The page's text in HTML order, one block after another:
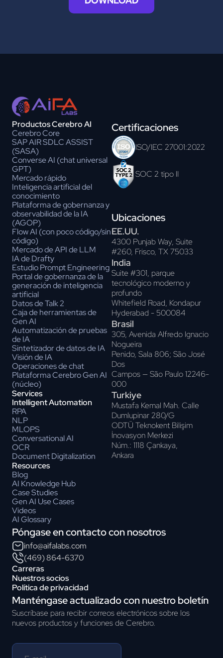
Productos Cerebro AI
Cerebro Core
SAP AIR SDLC ASSIST
(SASA)
Converse AI (chat universal
GPT)
Mercado rápido
Inteligencia artificial del
conocimiento
Plataforma de gobernanza y
observabilidad de la IA
(AGOP)
Flow AI (con poco código/sin
código)
Mercado de API de LLM
IA de Drafty
Estudio Prompt Engineering
Portal de gobernanza de la
generación de inteligencia
artificial
Datos de Talk 2
Caja de herramientas de
Gen AI
Automatización de pruebas
de IA
Sintetizador de datos de IA
Visión de IA
Operaciones de chat
Plataforma Cerebro Gen AI
(núcleo)
Services
Intelligent Automation
RPA
NLP
MLOPS
Conversational AI
OCR
Document Digitalization
Certificaciones
ISO/IEC 27001:2022
SOC 2 tipo II
Ubicaciones
EE.UU.
4300 Punjab Way, Suite
#260, Frisco, TX 75033
India
Suite #301, parque
tecnológico moderno y
profundo
Whitefield Road, Kondapur
Hyderabad - 500084
Brasil
305, Avenida Alfredo Ignacio
Nogueira
Penido, Sala 806; São José
Dos
Campos — São Paulo 12246-
000
Turkiye
Mustafa Kemal Mah. Calle
Dumlupinar 280/G
ODTÜ Teknokent Bilişim
İnovasyon Merkezi
Núm.: 1118 Çankaya,
Ankara
Resources
Blog
AI Knowledge Hub
Case Studies
Gen AI Use Cases
Videos
AI Glossary
Póngase en contacto con nosotros
info@aifalabs.com
(469) 864-6370
Carreras
Nuestros socios
Política de privacidad
Manténgase actualizado con nuestro boletín
Suscríbase para recibir correos electrónicos sobre los
nuevos productos y funciones de Cerebro.